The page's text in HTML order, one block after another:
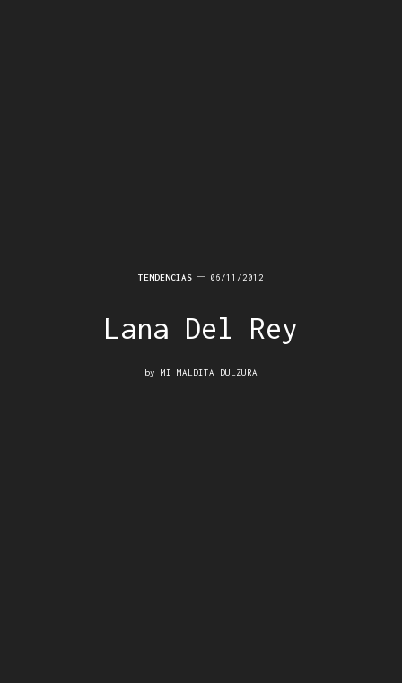
TENDENCIAS 06/11/2012
Lana Del Rey
by MI MALDITA DULZURA